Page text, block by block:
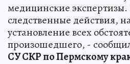
медицинские экспертизы.
следственные действия,
установление всех
произошедшего, -
СУ СКР по Пермскому